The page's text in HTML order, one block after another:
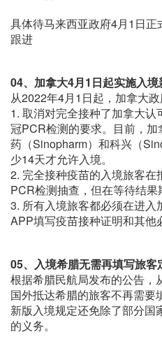
具体待马来西亚政府4月1日
跟进
04、加拿大4月1日起实施入境
从2022年4月1日起，加拿大
1. 取消对完全接种了加拿大
冠PCR检测的要求。目前，
药（Sinopharm）和科兴（
少14天才允许入境。
2. 完全接种疫苗的入境旅客
PCR检测抽查，但在等待结果
3. 所有入境旅客都必须在进
APP填写疫苗接种证明和其他
05、入境希腊无需再填写旅客
根据希腊民航局发布的公告，
国外抵达希腊的旅客不再需要
新版入境规定还免除了部分国
的义务。